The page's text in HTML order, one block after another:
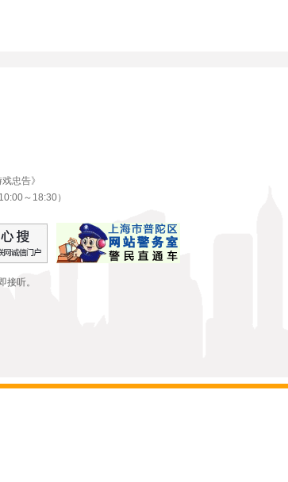
忠告》
～18:30）
听。